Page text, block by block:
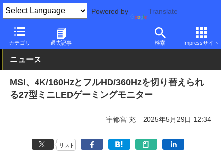
Powered by Translate
カテゴリ 過去記事 検索 Impressサイト
PC Watch 半導体/周辺機器
ニュース
MSI、4K/160HzとフルHD/360Hzを切り替えられ
る27型ミニLEDゲーミングモニター
宇都宮 充 2025年5月29日 12:34
リスト